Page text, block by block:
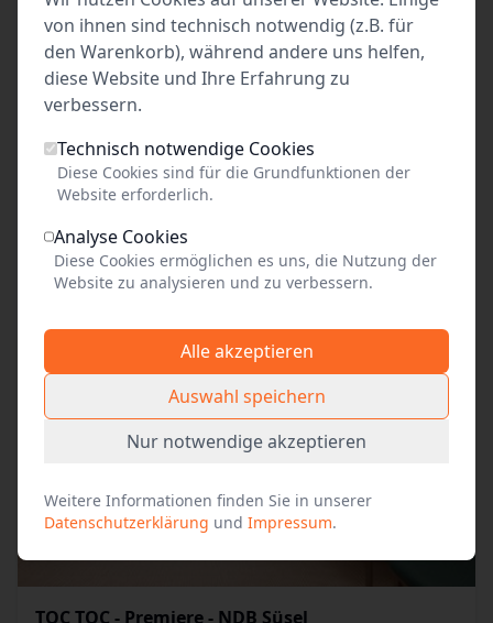
E-Mail
weitere
Produktionen des
Veranstalters
TOC TOC - Premiere - NDB Süsel
von ihnen sind technisch notwendig (z.B. für
den Warenkorb), während andere uns helfen,
diese Website und Ihre Erfahrung zu
verbessern.
Technisch notwendige Cookies
Diese Cookies sind für die Grundfunktionen der
Website erforderlich.
Analyse Cookies
Diese Cookies ermöglichen es uns, die Nutzung der
Website zu analysieren und zu verbessern.
Alle akzeptieren
Auswahl speichern
Nur notwendige akzeptieren
Weitere Informationen finden Sie in unserer
Datenschutzerklärung und Impressum.